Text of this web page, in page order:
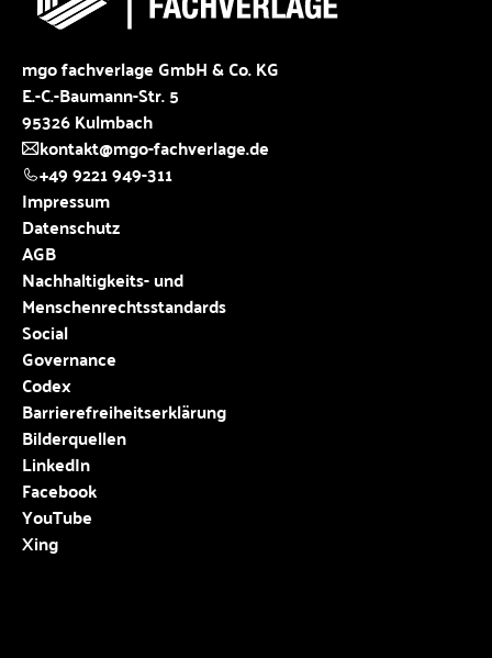
mgo fachverlage GmbH & Co. KG
E.-C.-Baumann-Str. 5
95326 Kulmbach
kontakt@mgo-fachverlage.de
+49 9221 949-311
Impressum
Datenschutz
AGB
Nachhaltigkeits- und
Menschenrechtsstandards
Social
Governance
Codex
Barrierefreiheitserklärung
Bilderquellen
LinkedIn
Facebook
YouTube
Xing